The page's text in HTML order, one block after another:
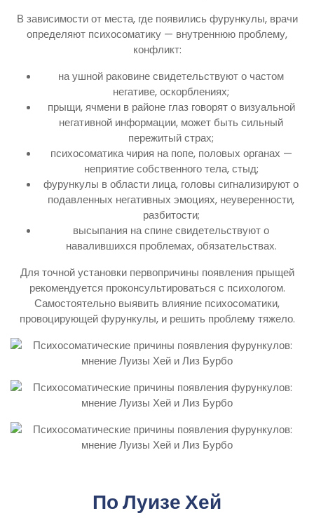
В зависимости от места, где появились фурункулы, врачи
определяют психосоматику — внутреннюю проблему,
конфликт:
на ушной раковине свидетельствуют о частом
негативе, оскорблениях;
прыщи, ячмени в районе глаз говорят о визуальной
негативной информации, может быть сильный
пережитый страх;
психосоматика чирия на попе, половых органах —
неприятие собственного тела, стыд;
фурункулы в области лица, головы сигнализируют о
подавленных негативных эмоциях, неуверенности,
разбитости;
высыпания на спине свидетельствуют о
навалившихся проблемах, обязательствах.
Для точной установки первопричины появления прыщей
рекомендуется проконсультироваться с психологом.
Самостоятельно выявить влияние психосоматики,
провоцирующей фурункулы, и решить проблему тяжело.
По Луизе Хей